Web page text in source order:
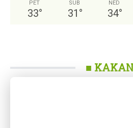
PET
33°
SUB
31 °
NED
34°
■